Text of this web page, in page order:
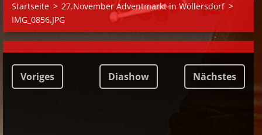
Startseite > 27.November Adventmarkt in Wöllersdorf >
IMG_0856.JPG
Voriges Diashow Nächstes